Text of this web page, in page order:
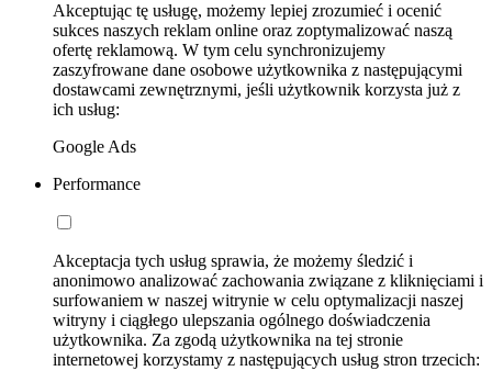
Akceptując tę usługę, możemy lepiej zrozumieć i ocenić
sukces naszych reklam online oraz zoptymalizować naszą
ofertę reklamową. W tym celu synchronizujemy
zaszyfrowane dane osobowe użytkownika z następującymi
dostawcami zewnętrznymi, jeśli użytkownik korzysta już z
ich usług:
Google Ads
Performance
Akceptacja tych usług sprawia, że możemy śledzić i
anonimowo analizować zachowania związane z kliknięciami i
surfowaniem w naszej witrynie w celu optymalizacji naszej
witryny i ciągłego ulepszania ogólnego doświadczenia
użytkownika. Za zgodą użytkownika na tej stronie
internetowej korzystamy z następujących usług stron trzecich: